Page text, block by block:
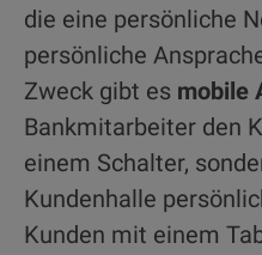
die eine persönliche
persönliche
Zweck gibt es mobile
Bankmitarbeiter den
einem Schalter,
Kundenhalle
Kunden mit einem